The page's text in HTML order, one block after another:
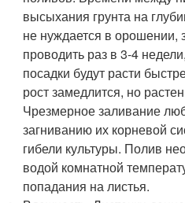
высыхания грунта на
не нуждается в орошении,
проводить раз в 3-4
посадки будут расти
рост замедлится, но
Чрезмерное заливание
загниванию их корневой
гибели культуры. Полив
водой комнатной
попадания на листья.